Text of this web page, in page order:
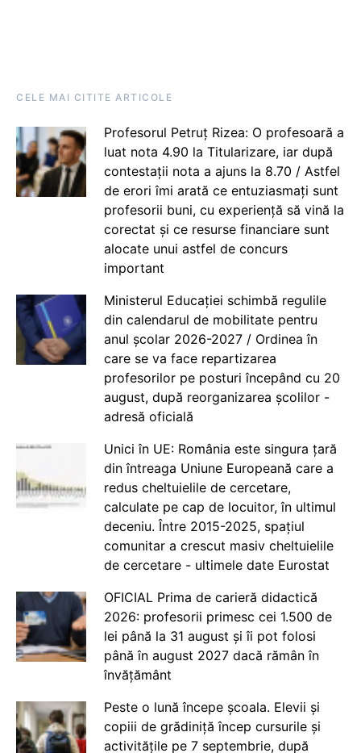
CELE MAI CITITE ARTICOLE
Profesorul Petruț Rizea: O profesoară a
luat nota 4.90 la Titularizare, iar după
contestații nota a ajuns la 8.70 / Astfel
de erori îmi arată ce entuziasmați sunt
profesorii buni, cu experiență să vină la
corectat și ce resurse financiare sunt
alocate unui astfel de concurs
important
Ministerul Educației schimbă regulile
din calendarul de mobilitate pentru
anul școlar 2026-2027 / Ordinea în
care se va face repartizarea
profesorilor pe posturi începând cu 20
august, după reorganizarea școlilor -
adresă oficială
Unici în UE: România este singura țară
din întreaga Uniune Europeană care a
redus cheltuielile de cercetare,
calculate pe cap de locuitor, în ultimul
deceniu. Între 2015-2025, spațiul
comunitar a crescut masiv cheltuielile
de cercetare - ultimele date Eurostat
OFICIAL Prima de carieră didactică
2026: profesorii primesc cei 1.500 de
lei până la 31 august și îi pot folosi
până în august 2027 dacă rămân în
învățământ
Peste o lună începe școala. Elevii și
copiii de grădiniță încep cursurile și
activitățile pe 7 septembrie, după